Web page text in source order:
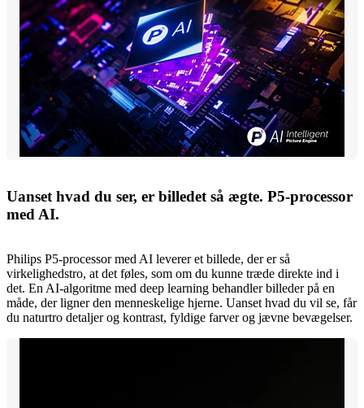
Uanset hvad du ser, er billedet så ægte. P5-processor
med AI.
Philips P5-processor med AI leverer et billede, der er så
virkelighedstro, at det føles, som om du kunne træde direkte ind i
det. En AI-algoritme med deep learning behandler billeder på en
måde, der ligner den menneskelige hjerne. Uanset hvad du vil se, får
du naturtro detaljer og kontrast, fyldige farver og jævne bevægelser.